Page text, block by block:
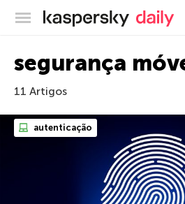
Blog
segurança
11 Artigos
autenticação